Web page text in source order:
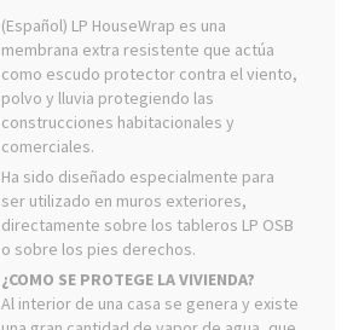
(Español) LP HouseWrap es una
membrana extra resistente que actúa
como escudo protector contra el viento,
polvo y lluvia protegiendo las
construcciones habitacionales y
comerciales.
Ha sido diseñado especialmente para
ser utilizado en muros exteriores,
directamente sobre los tableros LP OSB
o sobre los pies derechos.
¿COMO SE PROTEGE LA VIVIENDA?
Al interior de una casa se genera y existe